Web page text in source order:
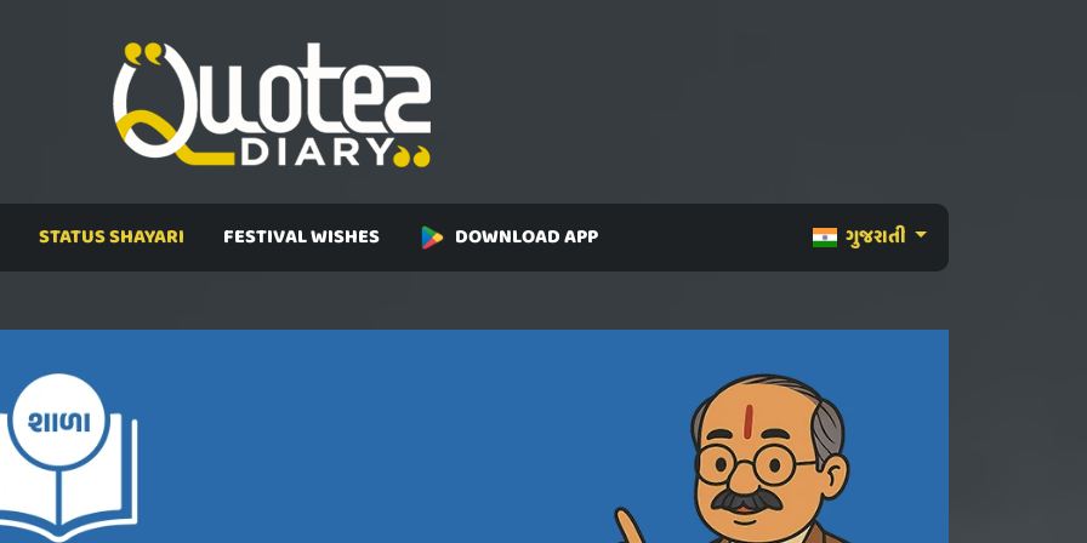
ગુજરાતી
STATUS SHAYARI FESTIVAL WISHES DOWNLOAD APP